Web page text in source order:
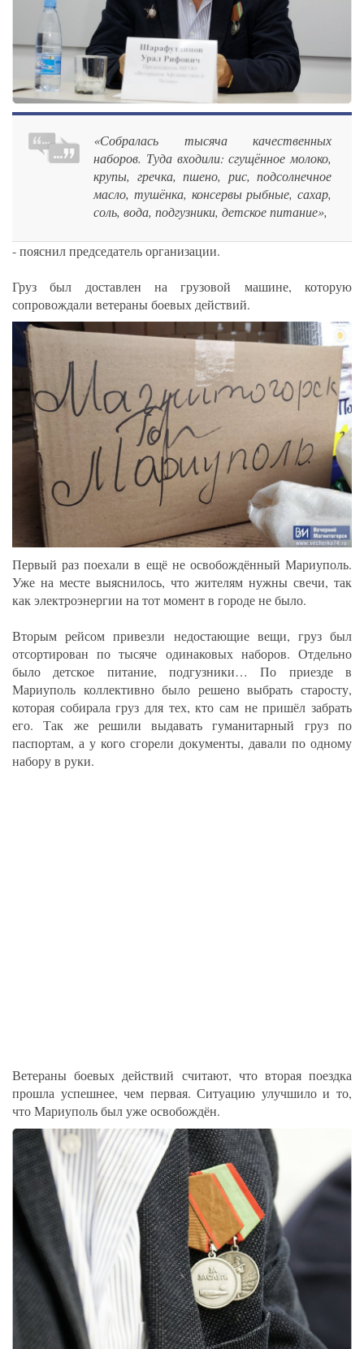
«Собралась тысяча качественных
наборов. Туда входили: сгущённое молоко,
крупы, гречка, пшено, рис, подсолнечное
масло, тушёнка, консервы рыбные, сахар,
соль, вода, подгузники, детское питание»,
- пояснил председатель организации.
Груз был доставлен на грузовой машине, которую
сопровождали ветераны боевых действий.
Первый раз поехали в ещё не освобождённый Мариуполь.
Уже на месте выяснилось, что жителям нужны свечи, так
как электроэнергии на тот момент в городе не было.
Вторым рейсом привезли недостающие вещи, груз был
отсортирован по тысяче одинаковых наборов. Отдельно
было детское питание, подгузники… По приезде в
Мариуполь коллективно было решено выбрать старосту,
которая собирала груз для тех, кто сам не пришёл забрать
его. Так же решили выдавать гуманитарный груз по
паспортам, а у кого сгорели документы, давали по одному
набору в руки.
Ветераны боевых действий считают, что вторая поездка
прошла успешнее, чем первая. Ситуацию улучшило и то,
что Мариуполь был уже освобождён.